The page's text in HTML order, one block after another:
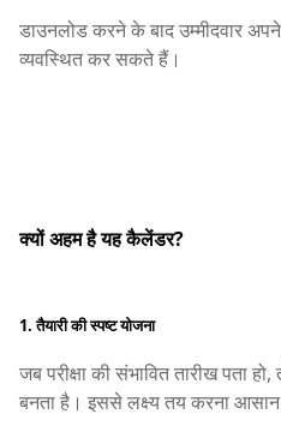
डाउनलोड करने के बाद उम्मीदवार
व्यवस्थित कर सकते हैं।
क्यों अहम है यह कैलेंडर?
1. तैयारी की स्पष्ट योजना
जब परीक्षा की संभावित तारीख पता
बनता है। इससे लक्ष्य तय करना आसान